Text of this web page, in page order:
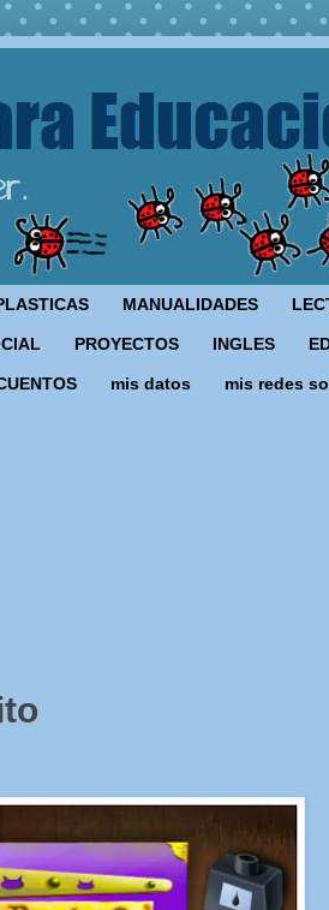
MANUALIDADES
PROYECTOS INGLES
mis datos mis redes